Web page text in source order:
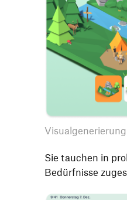
Visualgenerierung
Sie tauchen in
Bedürfnisse